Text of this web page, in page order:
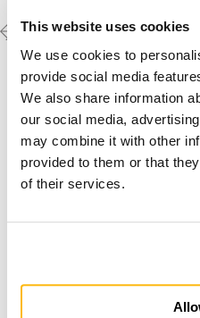
This website uses cookies
We use cookies to
provide social media
We also share information
our social media,
may combine it with other
provided to them or that
of their services.
Previous
Io sogno